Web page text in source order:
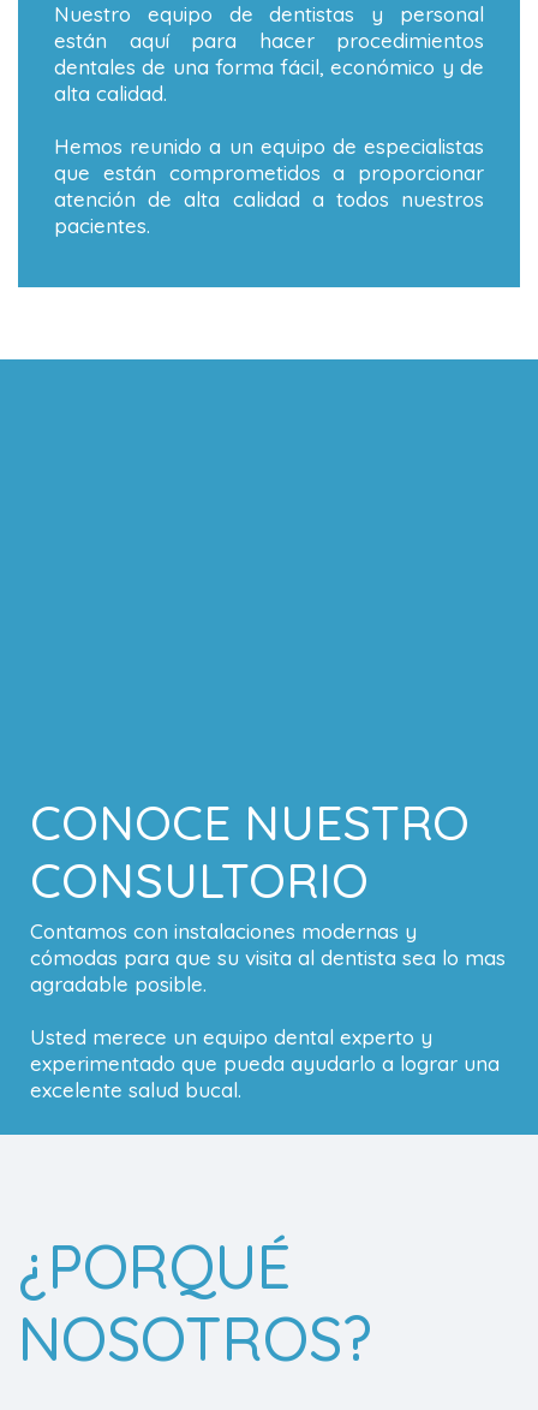
Nuestro equipo de dentistas y personal
están aquí para hacer procedimientos
dentales de una forma fácil, económico y de
alta calidad.
Hemos reunido a un equipo de especialistas
que están comprometidos a proporcionar
atención de alta calidad a todos nuestros
pacientes.
CONOCE NUESTRO
CONSULTORIO
Contamos con instalaciones modernas y
cómodas para que su visita al dentista sea lo mas
agradable posible.
Usted merece un equipo dental experto y
experimentado que pueda ayudarlo a lograr una
excelente salud bucal.
¿PORQUÉ
NOSOTROS?